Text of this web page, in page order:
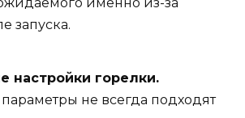
запуска.
настройки горелки.
не всегда подходят